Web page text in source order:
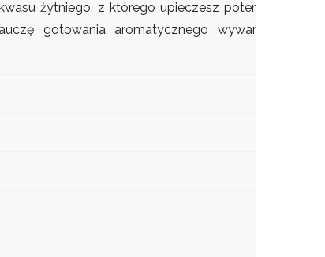
żytniego, z którego upieczesz potem
gotowania aromatycznego wywaru